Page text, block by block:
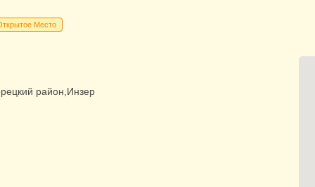
Место
район,Инзер